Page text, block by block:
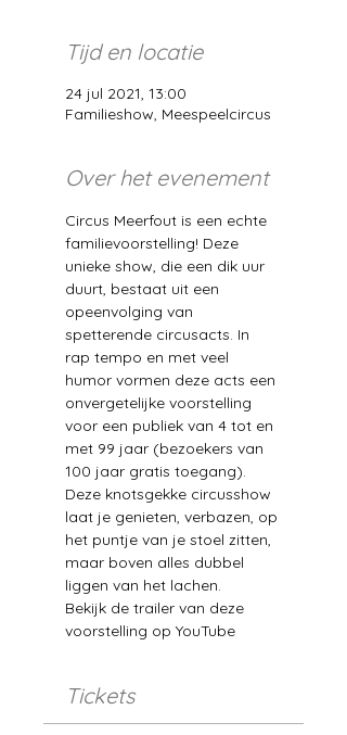
Tijd en locatie
24 jul 2021, 13:00
Familieshow, Meespeelcircus
Over het evenement
Circus Meerfout is een echte
familievoorstelling! Deze
unieke show, die een dik uur
duurt, bestaat uit een
opeenvolging van
spetterende circusacts. In
rap tempo en met veel
humor vormen deze acts een
onvergetelijke voorstelling
voor een publiek van 4 tot en
met 99 jaar (bezoekers van
100 jaar gratis toegang).
Deze knotsgekke circusshow
laat je genieten, verbazen, op
het puntje van je stoel zitten,
maar boven alles dubbel
liggen van het lachen.
Bekijk de trailer van deze
voorstelling op YouTube
Tickets